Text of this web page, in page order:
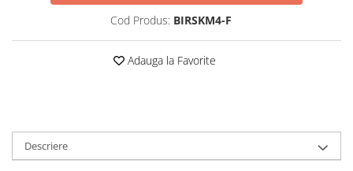
Cod Produs: BIRSKM4-F
Adauga la Favorite
Descriere